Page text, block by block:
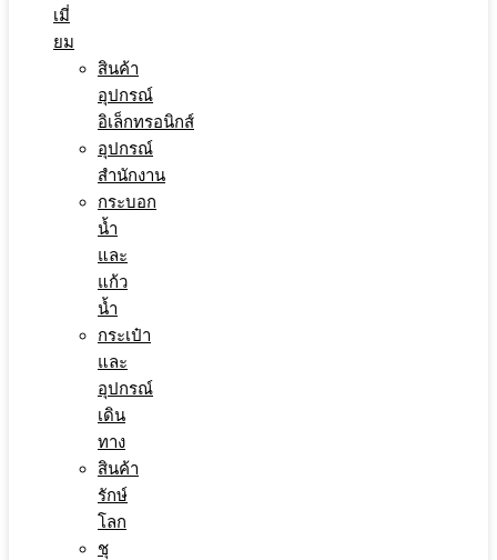
เมี่
ยม
สินค้า
อุปกรณ์
อิเล็กทรอนิกส์
อุปกรณ์
สำนักงาน
กระบอก
น้ำ
และ
แก้ว
น้ำ
กระเป๋า
และ
อุปกรณ์
เดิน
ทาง
สินค้า
รักษ์
โลก
ชุ